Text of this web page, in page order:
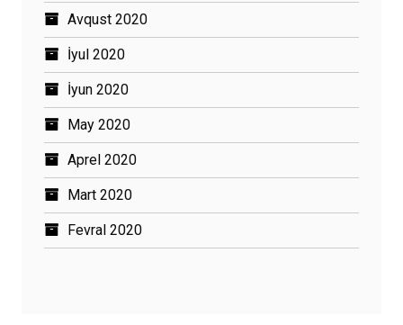
Avqust 2020
İyul 2020
İyun 2020
May 2020
Aprel 2020
Mart 2020
Fevral 2020